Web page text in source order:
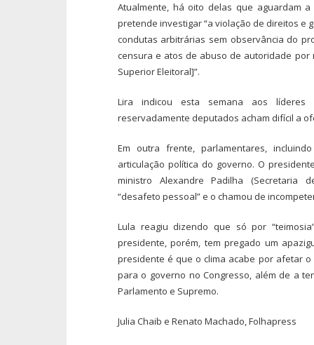
Atualmente, há oito delas que aguardam
pretende investigar “a violação de direitos e
condutas arbitrárias sem observância do
censura e atos de abuso de autoridade por
Superior Eleitoral]”.
Lira indicou esta semana aos líderes
reservadamente deputados acham difícil a
Em outra frente, parlamentares,
articulação política do governo. O
ministro Alexandre Padilha (Secretaria
“desafeto pessoal” e o chamou de
Lula reagiu dizendo que só por
presidente, porém, tem pregado um
presidente é que o clima acabe por afetar
para o governo no Congresso, além de a
Parlamento e Supremo.
Julia Chaib e Renato Machado, Folhapress